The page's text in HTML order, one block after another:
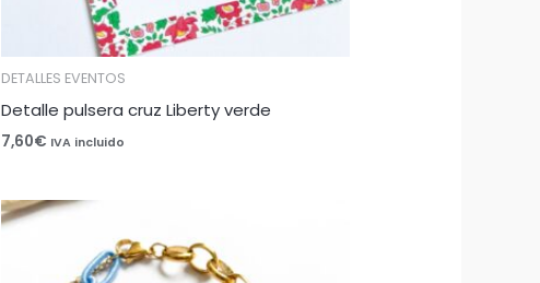
DETALLES EVENTOS
Detalle pulsera cruz Liberty verde
7,60€ IVA incluido